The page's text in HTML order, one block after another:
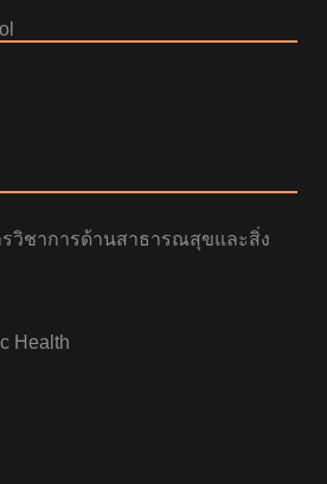
วิชาการด้านสาธารณสุขและสิ่ง
Health